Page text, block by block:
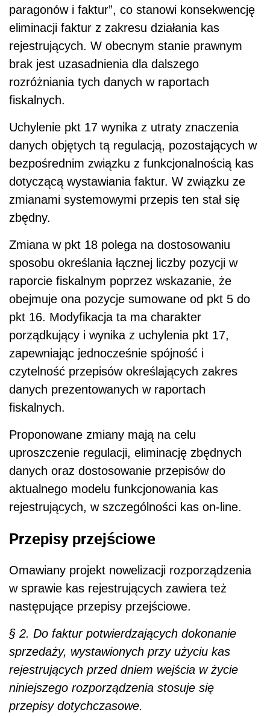
paragonów i faktur”, co stanowi konsekwencję
eliminacji faktur z zakresu działania kas
rejestrujących. W obecnym stanie prawnym
brak jest uzasadnienia dla dalszego
rozróżniania tych danych w raportach
fiskalnych.
Uchylenie pkt 17 wynika z utraty znaczenia
danych objętych tą regulacją, pozostających w
bezpośrednim związku z funkcjonalnością kas
dotyczącą wystawiania faktur. W związku ze
zmianami systemowymi przepis ten stał się
zbędny.
Zmiana w pkt 18 polega na dostosowaniu
sposobu określania łącznej liczby pozycji w
raporcie fiskalnym poprzez wskazanie, że
obejmuje ona pozycje sumowane od pkt 5 do
pkt 16. Modyfikacja ta ma charakter
porządkujący i wynika z uchylenia pkt 17,
zapewniając jednocześnie spójność i
czytelność przepisów określających zakres
danych prezentowanych w raportach
fiskalnych.
Proponowane zmiany mają na celu
uproszczenie regulacji, eliminację zbędnych
danych oraz dostosowanie przepisów do
aktualnego modelu funkcjonowania kas
rejestrujących, w szczególności kas on-line.
Przepisy przejściowe
Omawiany projekt nowelizacji rozporządzenia
w sprawie kas rejestrujących zawiera też
następujące przepisy przejściowe.
§ 2. Do faktur potwierdzających dokonanie
sprzedaży, wystawionych przy użyciu kas
rejestrujących przed dniem wejścia w życie
niniejszego rozporządzenia stosuje się
przepisy dotychczasowe.